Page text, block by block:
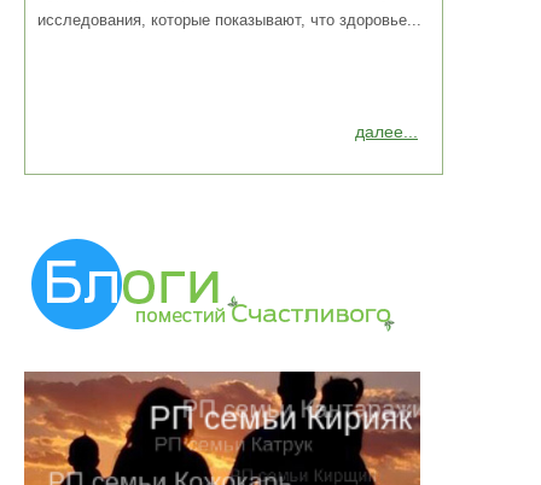
далее...
исследования, которые показывают, что здоровье...